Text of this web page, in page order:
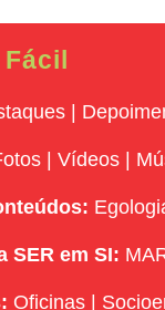
|Vídeos
SER em SI:
Oficinas